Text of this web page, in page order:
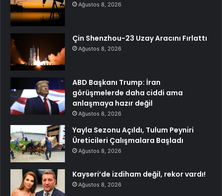
Ağustos 8, 2026
Çin Shenzhou-23 Uzay Aracını Fırlattı
Ağustos 8, 2026
ABD Başkanı Trump: İran
görüşmelerde daha ciddi ama
anlaşmaya hazır değil
Ağustos 8, 2026
Yayla Sezonu Açıldı, Tulum Peyniri
Üreticileri Çalışmalara Başladı
Ağustos 8, 2026
Kayseri’de izdiham değil, rekor vardı!
Ağustos 8, 2026